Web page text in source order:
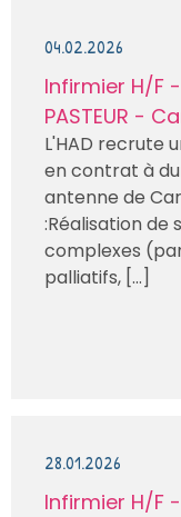
04.02.2026
Infirmier H/F -
PASTEUR -
L'HAD recrute
en contrat à
antenne de
:Réalisation de
complexes
palliatifs, [...]
28.01.2026
Infirmier H/F